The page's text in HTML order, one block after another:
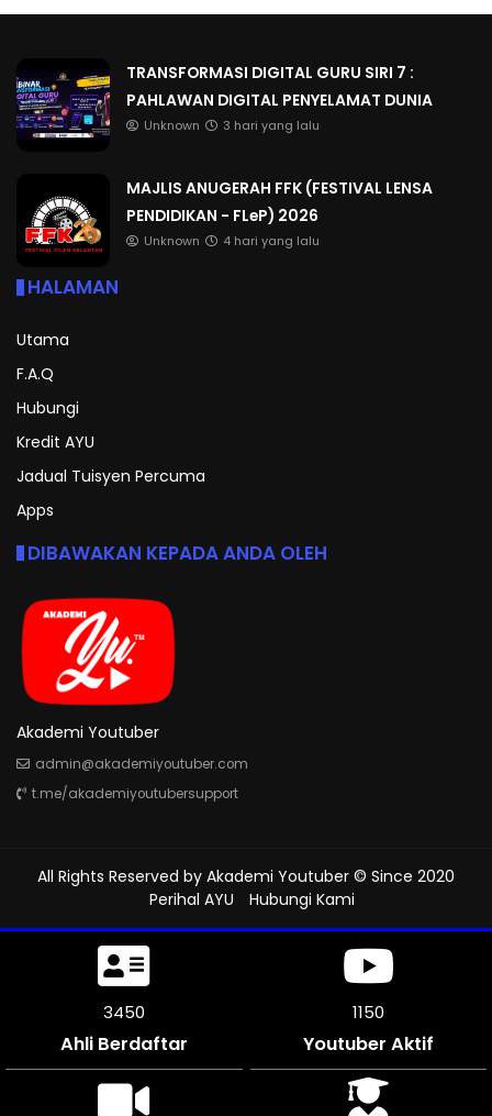
TRANSFORMASI DIGITAL GURU SIRI 7 :
PAHLAWAN DIGITAL PENYELAMAT DUNIA
Unknown 3 hari yang lalu
MAJLIS ANUGERAH FFK (FESTIVAL LENSA
PENDIDIKAN - FLeP) 2026
Unknown 4 hari yang lalu
HALAMAN
Utama
F.A.Q
Hubungi
Kredit AYU
Jadual Tuisyen Percuma
Apps
DIBAWAKAN KEPADA ANDA OLEH
Akademi Youtuber
admin@akademiyoutuber.com
t.me/akademiyoutubersupport
All Rights Reserved by Akademi Youtuber © Since 2020
Perihal AYU
Hubungi Kami
3972
Ahli Berdaftar
1312
Youtuber Aktif